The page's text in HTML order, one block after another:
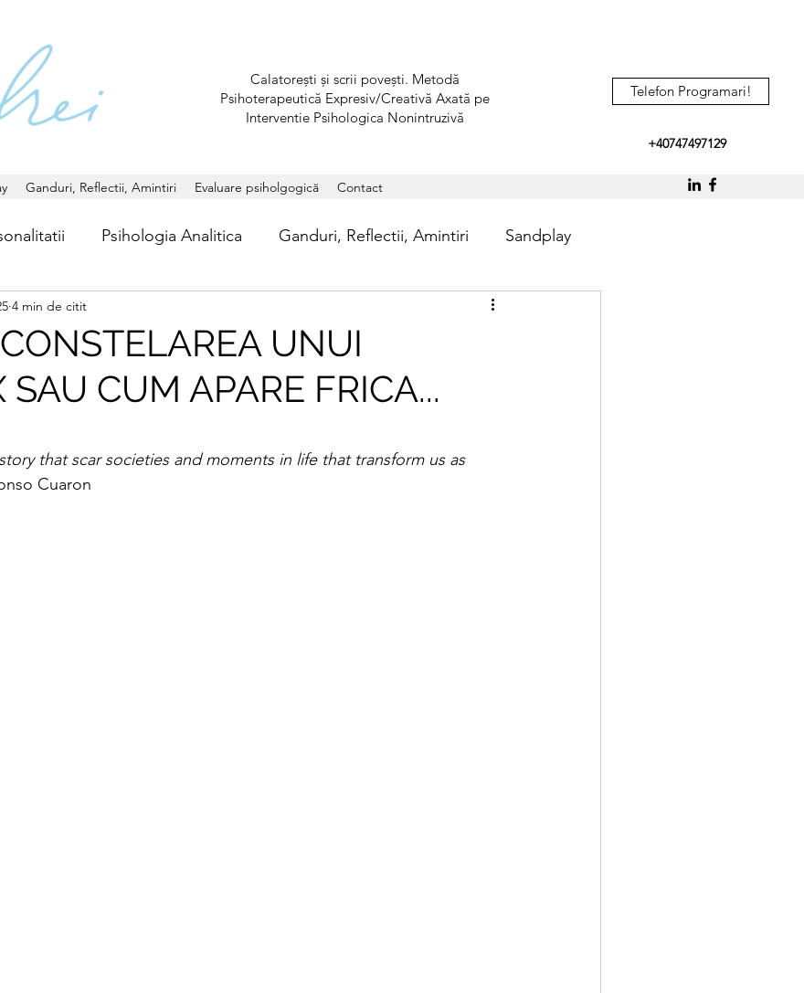
Telefon Programari!
Ganduri, Reflectii, Amintiri Evaluare psiholgogică Contact
+40747497129
Calatorești și scrii povești. Metodă
Psihoterapeutică Expresiv/Creativă Axată pe
Interventie Psihologica Nonintruzivă
Psihologia Analitica Ganduri, Reflectii, Amintiri Sandplay
UNUI
CUM APARE FRICA...
4 min de citit
stele.
that scar societies and moments in life that transform us as
Cuaron